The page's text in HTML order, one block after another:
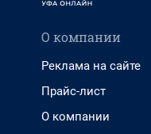
О компании
Реклама на сайте
Прайс-лист
О компании